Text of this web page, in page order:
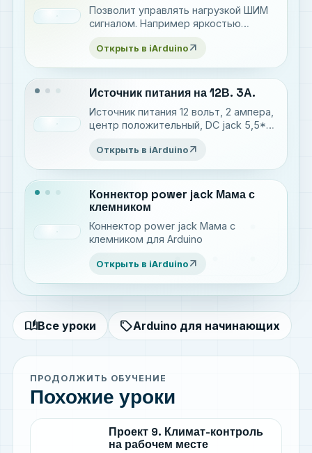
Позволит управлять нагрузкой ШИМ
сигналом. Например яркостью
мотора
Открыть в iArduino arrow_outward
Источник питания на 12В. 3А.
Источник питания 12 вольт, 2 ампера,
центр положительный, DC jack 5,5*2,1
Открыть в iArduino arrow_outward
Коннектор power jack Мама с
клемником
Коннектор power jack Мама с
клемником для Arduino
Открыть в iArduino arrow_outward
auto_storiesВсе уроки sellArduino для начинающих
ПРОДОЛЖИТЬ ОБУЧЕНИЕ
Похожие уроки
Проект 9. Климат-контроль
на рабочем месте